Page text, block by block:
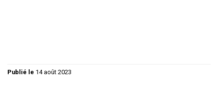
Publié le 14 août 2023